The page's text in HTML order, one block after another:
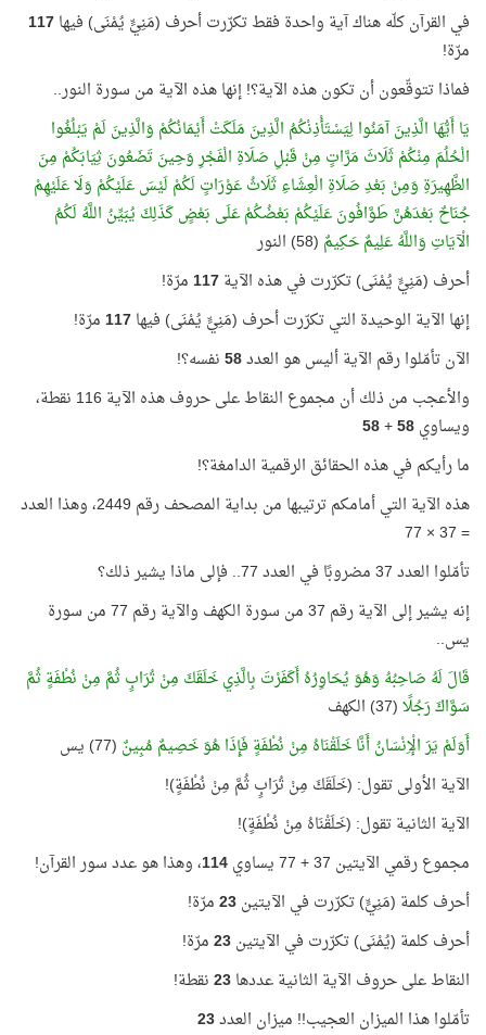
في القرآن كلّه هناك آية واحدة فقط تكرّرت أحرف (مَنِيٍّ يُمْنَى) فيها117
مرّة!
فماذا تتوقّعون أن تكون هذه الآية؟! إنها هذه الآية من سورة النور..
يَا أَيُّهَا الَّذِينَ آمَنُوا لِيَسْتَأْذِنْكُمُ الَّذِينَ مَلَكَتْ أَيْمَانُكُمْ وَالَّذِينَ لَمْ يَبْلُغُوا
الْحُلُمَ مِنْكُمْ ثَلَاثَ مَرَّاتٍ مِنْ قَبْلِ صَلَاةِ الْفَجْرِ وَحِينَ تَضَعُونَ ثِيَابَكُمْ مِنَ
الظَّهِيرَةِ وَمِنْ بَعْدِ صَلَاةِ الْعِشَاءِ ثَلَاثُ عَوْرَاتٍ لَكُمْ لَيْسَ عَلَيْكُمْ وَلَا عَلَيْهِمْ
جُنَاحٌ بَعْدَهُنَّ طَوَّافُونَ عَلَيْكُمْ بَعْضُكُمْ عَلَى بَعْضٍ كَذَلِكَ يُبَيِّنُ اللَّهُ لَكُمُ
الْآيَاتِ وَاللَّهُ عَلِيمٌ حَكِيمٌ (58) النور
أحرف (مَنِيٍّ يُمْنَى) تكرّرت في هذه الآية117مرّة!
إنها الآية الوحيدة التي تكرّرت أحرف (مَنِيٍّ يُمْنَى) فيها117مرّة!
الآن تأمّلوا رقم الآية أليس هو العدد58نفسه؟!
والأعجب من ذلك أن مجموع النقاط على حروف هذه الآية 116 نقطة،
ويساوي58
+
58
ما رأيكم في هذه الحقائق الرقمية الدامغة؟!
هذه الآية التي أمامكم ترتيبها من بداية المصحف رقم 2449، وهذا العدد
= 37 × 77
تأمّلوا العدد 37 مضروبًا في العدد 77.. فإلى ماذا يشير ذلك؟
إنه يشير إلى الآية رقم 37 من سورة الكهف والآية رقم 77 من سورة
يس..
قَالَ لَهُ صَاحِبُهُ وَهُوَ يُحَاوِرُهُ أَكَفَرْتَ بِالَّذِي خَلَقَكَ مِنْ تُرَابٍ ثُمَّ مِنْ نُطْفَةٍ ثُمَّ
سَوَّاكَ رَجُلًا(37) الكهف
أَوَلَمْ يَرَ الْإِنْسَانُ أَنَّا خَلَقْنَاهُ مِنْ نُطْفَةٍ فَإِذَا هُوَ خَصِيمٌ مُبِينٌ (77) يس
الآية الأولى تقول: (خَلَقَكَ مِنْ تُرَابٍ ثُمَّ مِنْ نُطْفَةٍ)!
الآية الثانية تقول: (خَلَقْنَاهُ مِنْ نُطْفَةٍ)!
مجموع رقمي الآيتين 37 + 77 يساوي
114، وهذا هو عدد سور القرآن!
أحرف كلمة (مَنِيٍّ) تكرّرت في الآيتين23مرّة!
أحرف كلمة (يُمْنَى) تكرّرت في الآيتين23مرّة!
النقاط على حروف الآية الثانية عددها23نقطة!
تأمّلوا هذا الميزان العجيب!! ميزان العدد23